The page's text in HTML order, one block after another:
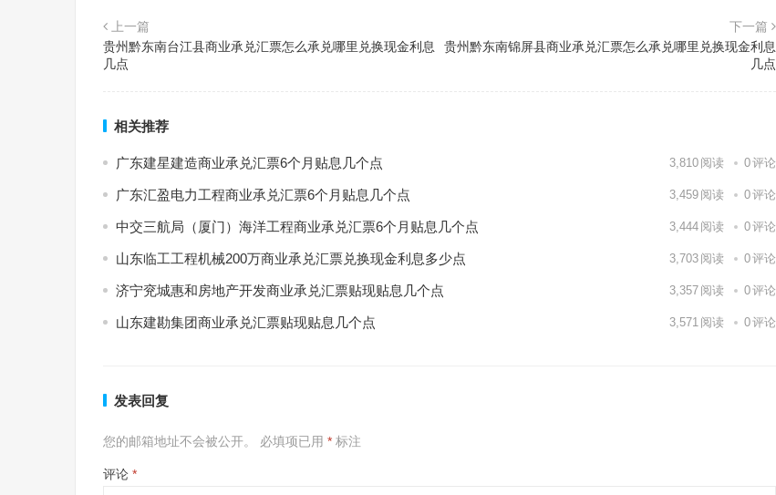
上一篇
贵州黔东南台江县商业承兑汇票怎么承兑哪里兑换现金利息
几点
下一篇
贵州黔东南锦屏县商业承兑汇票怎么承兑哪里兑换现金利息
几点
相关推荐
广东建星建造商业承兑汇票6个月贴息几个点 3,810 阅读 0评论
广东汇盈电力工程商业承兑汇票6个月贴息几个点 3,459 阅读 0评论
中交三航局（厦门）海洋工程商业承兑汇票6个月贴息几个点 3,444 阅读 0评论
山东临工工程机械200万商业承兑汇票兑换现金利息多少点 3,703 阅读 0评论
济宁兖城惠和房地产开发商业承兑汇票贴现贴息几个点 3,357 阅读 0评论
山东建勘集团商业承兑汇票贴现贴息几个点 3,571 阅读 0评论
发表回复
您的邮箱地址不会被公开。 必填项已用 * 标注
评论 *